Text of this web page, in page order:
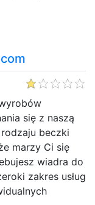
się z naszą
beczki
marzy Ci się
wiadra do
zakres usług